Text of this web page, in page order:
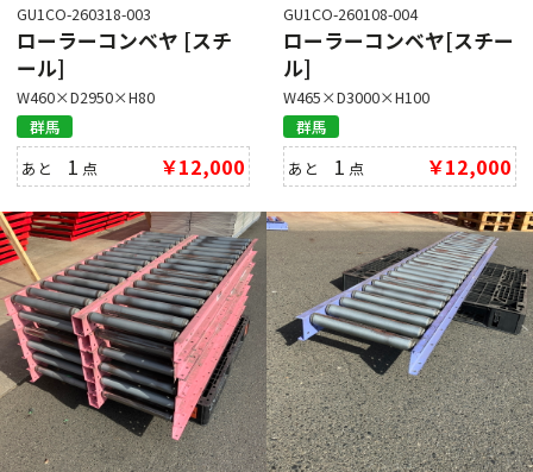
GU1CO-260318-003
ローラーコンベヤ [スチ
ール]
W460×D2950×H80
群馬
あと 1 点 ￥12,000
GU1CO-260108-004
ローラーコンベヤ[スチー
ル]
W465×D3000×H100
群馬
あと 1 点 ￥12,000